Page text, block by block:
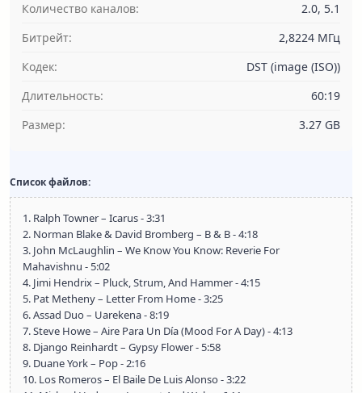
Количество каналов:
2.0, 5.1
Битрейт:
2,8224 МГц
Кодек:
DST (image (ISO))
Длительность:
60:19
Размер:
3.27 GB
Список файлов:
1. Ralph Towner – Icarus - 3:31
2. Norman Blake & David Bromberg – B & B - 4:18
3. John McLaughlin – We Know You Know: Reverie For
Mahavishnu - 5:02
4. Jimi Hendrix – Pluck, Strum, And Hammer - 4:15
5. Pat Metheny – Letter From Home - 3:25
6. Assad Duo – Uarekena - 8:19
7. Steve Howe – Aire Para Un Día (Mood For A Day) - 4:13
8. Django Reinhardt – Gypsy Flower - 5:58
9. Duane York – Pop - 2:16
10. Los Romeros – El Baile De Luis Alonso - 3:22